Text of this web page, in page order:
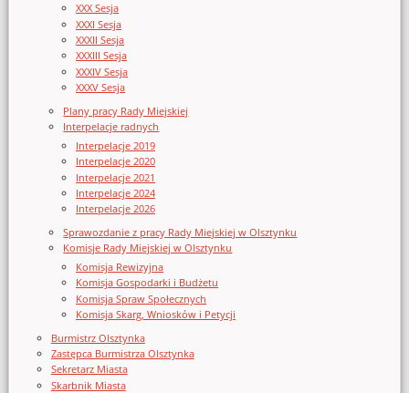
XXX Sesja
XXXI Sesja
XXXII Sesja
XXXIII Sesja
XXXIV Sesja
XXXV Sesja
Plany pracy Rady Miejskiej
Interpelacje radnych
Interpelacje 2019
Interpelacje 2020
Interpelacje 2021
Interpelacje 2024
Interpelacje 2026
Sprawozdanie z pracy Rady Miejskiej w Olsztynku
Komisje Rady Miejskiej w Olsztynku
Komisja Rewizyjna
Komisja Gospodarki i Budżetu
Komisja Spraw Społecznych
Komisja Skarg, Wniosków i Petycji
Burmistrz Olsztynka
Zastępca Burmistrza Olsztynka
Sekretarz Miasta
Skarbnik Miasta